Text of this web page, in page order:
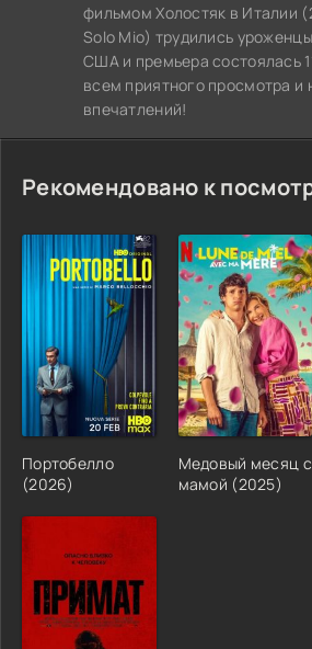
фильмом Холостяк в Италии
Solo Mio) трудились
США и премьера состоялась
всем приятного просмотра и
впечатлений!
Рекомендовано к
Портобелло
(2026)
Медовый месяц с
мамой (2025)